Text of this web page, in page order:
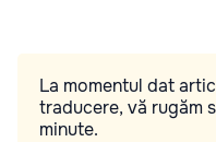
La momentul dat
traducere, vă rugăm
minute.